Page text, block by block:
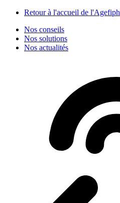
Retour à l'accueil de l'Agefiph
Nos conseils
Nos solutions
Nos actualités